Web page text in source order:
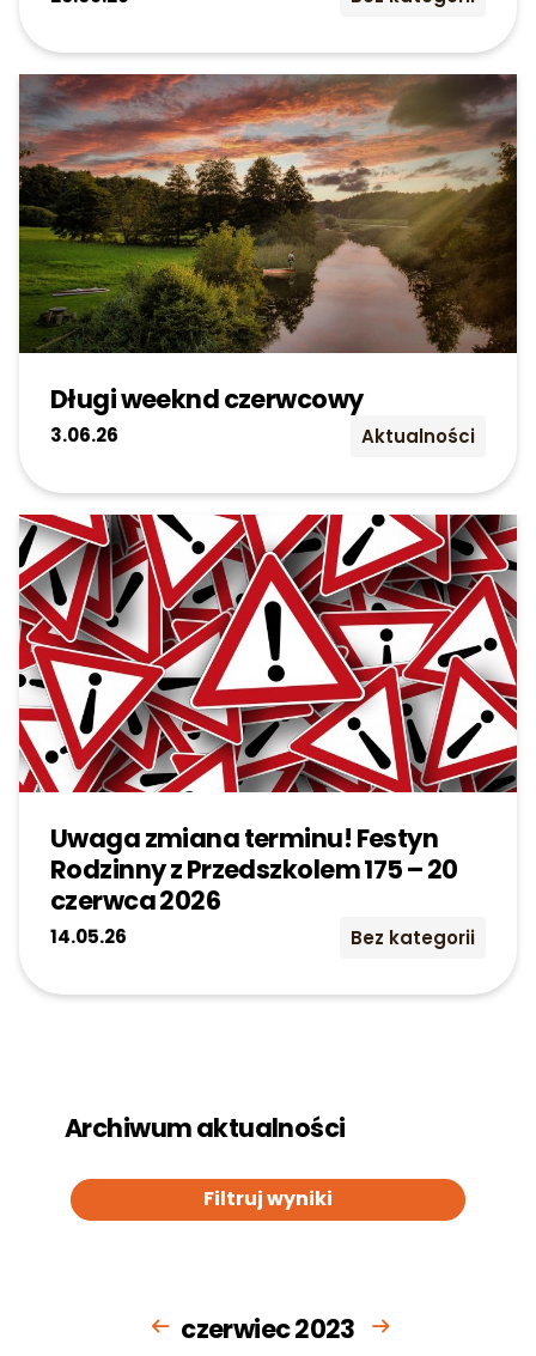
Długi weeknd czerwcowy
3.06.26 Aktualności
Uwaga zmiana terminu! Festyn
Rodzinny z Przedszkolem 175 – 20
czerwca 2026
14.05.26 Bez kategorii
Archiwum aktualności
Filtruj wyniki
czerwiec 2023